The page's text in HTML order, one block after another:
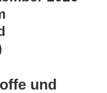
und